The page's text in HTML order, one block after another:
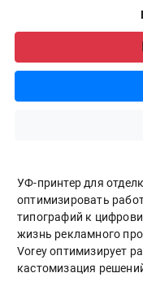
УФ-принтер для
оптимизировать
типографий к
жизнь рекламного
Vorey оптимизирует
кастомизация